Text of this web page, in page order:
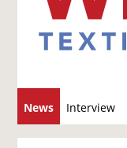
News Interview